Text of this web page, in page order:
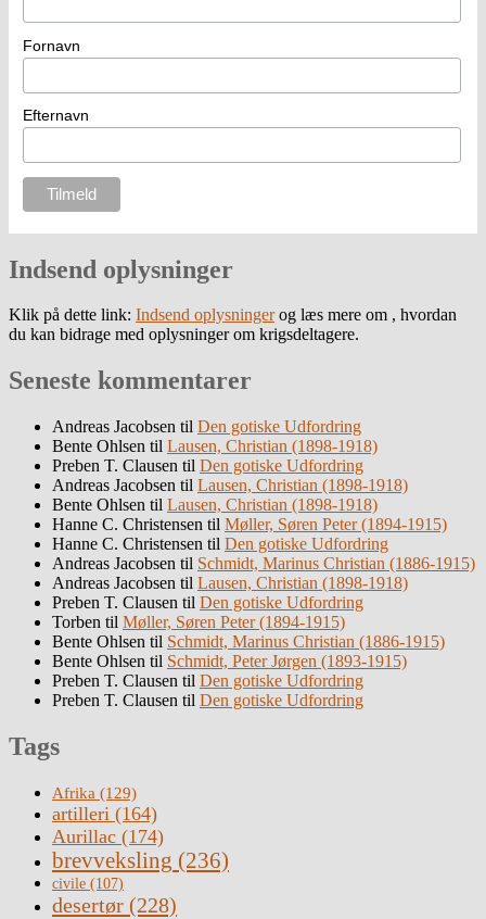
Fornavn
Efternavn
Indsend oplysninger
Klik på dette link: Indsend oplysningerog læs mere om , hvordan
du kan bidrage med oplysninger om krigsdeltagere.
Seneste kommentarer
Andreas Jacobsen til Den gotiske Udfordring
Bente Ohlsen til Lausen, Christian (1898-1918)
Preben T. Clausen til Den gotiske Udfordring
Andreas Jacobsen til Lausen, Christian (1898-1918)
Bente Ohlsen til Lausen, Christian (1898-1918)
Hanne C. Christensen til Møller, Søren Peter (1894-1915)
Hanne C. Christensen til Den gotiske Udfordring
Andreas Jacobsen til Schmidt, Marinus Christian (1886-1915)
Andreas Jacobsen til Lausen, Christian (1898-1918)
Preben T. Clausen til Den gotiske Udfordring
Torben til Møller, Søren Peter (1894-1915)
Bente Ohlsen til Schmidt, Marinus Christian (1886-1915)
Bente Ohlsen til Schmidt, Peter Jørgen (1893-1915)
Preben T. Clausen til Den gotiske Udfordring
Preben T. Clausen til Den gotiske Udfordring
Tags
Afrika (129)
artilleri (164)
Aurillac (174)
brevveksling (236)
civile (107)
desertør (228)